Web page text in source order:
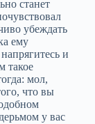
станет
убеждать
ему
и
такое
мол,
что вы
у вас